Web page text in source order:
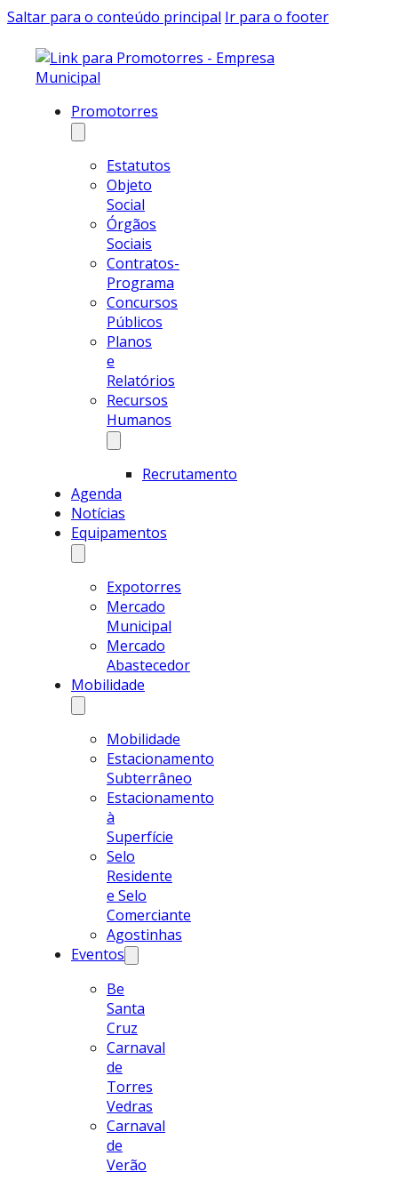
Saltar para o conteúdo principal Ir para o footer
Promotorres
Estatutos
Objeto
Social
Órgãos
Sociais
Contratos-
Programa
Concursos
Públicos
Planos
e
Relatórios
Recursos
Humanos
Recrutamento
Agenda
Notícias
Equipamentos
Expotorres
Mercado
Municipal
Mercado
Abastecedor
Mobilidade
Mobilidade
Estacionamento
Subterrâneo
Estacionamento
à
Superfície
Selo
Residente
e Selo
Comerciante
Agostinhas
Eventos
Be
Santa
Cruz
Carnaval
de
Torres
Vedras
Carnaval
de
Verão